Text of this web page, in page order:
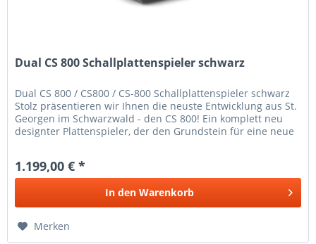
Dual CS 800 Schallplattenspieler schwarz
Dual CS 800 / CS800 / CS-800 Schallplattenspieler schwarz
Stolz präsentieren wir Ihnen die neuste Entwicklung aus St.
Georgen im Schwarzwald - den CS 800! Ein komplett neu
designter Plattenspieler, der den Grundstein für eine neue
1.199,00 € *
In den Warenkorb
Merken